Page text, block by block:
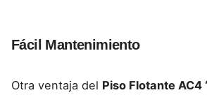
Fácil Mantenimiento
Otra ventaja del Piso Flotante AC4